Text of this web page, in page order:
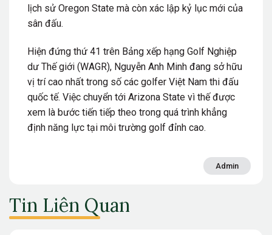
lịch sử Oregon State mà còn xác lập kỷ lục mới của
sân đấu.
Hiện đứng thứ 41 trên Bảng xếp hạng Golf Nghiệp
dư Thế giới (WAGR), Nguyễn Anh Minh đang sở hữu
vị trí cao nhất trong số các golfer Việt Nam thi đấu
quốc tế. Việc chuyển tới Arizona State vì thế được
xem là bước tiến tiếp theo trong quá trình khẳng
định năng lực tại môi trường golf đỉnh cao.
Admin
Tin Liên Quan